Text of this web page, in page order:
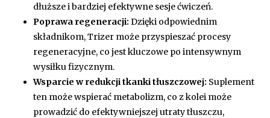
dłuższe i bardziej efektywne sesje ćwiczeń.
Poprawa regeneracji: Dzięki odpowiednim
składnikom, Trizer może przyspieszać procesy
regeneracyjne, co jest kluczowe po intensywnym
wysiłku fizycznym.
Wsparcie w redukcji tkanki tłuszczowej: Suplement
ten może wspierać metabolizm, co z kolei może
prowadzić do efektywniejszej utraty tłuszczu,